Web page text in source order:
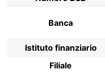
Banca
Istituto finanziario
Filiale